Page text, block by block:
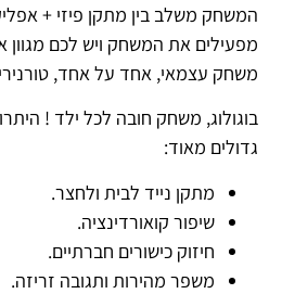
המשחק משלב בין מתקן פיזי +
מפעילים את המשחק ויש לכם
משחק עצמאי, אחד על אחד,
בוגולוג, משחק חובה לכל ילד !
גדולים מאוד:
מתקן נייד לבית ולחצר.
שיפור קואורדינציה.
חיזוק כישורים חברתיים.
משפר מהירות ותגובה זריזה.